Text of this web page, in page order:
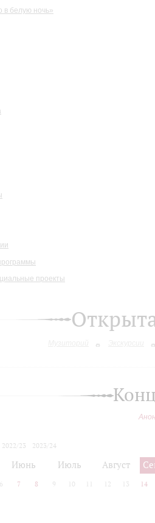
в белую ночь»
проекты
2022/23
2023/24
Июнь Июль Август
6 7 8 9 10 12 13 14